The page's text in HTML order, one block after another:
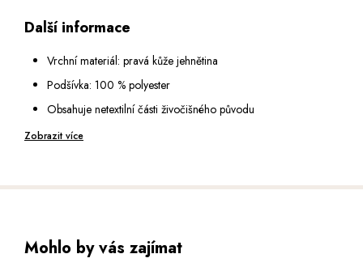
Jedna vnitřní náprsní kapsa na zip, jedna na knoflík
Rukáv do manžety na dva druky
Límec do vyššího stojáku
Spodní díl je zakončený štepovaným pružným lemem
Délka: 68 cm (vel. 50)
Další informace
Vrchní materiál: pravá kůže jehnětina
Podšívka: 100 % polyester
Obsahuje netextilní části živočišného původu
Péče: speciální čištění pro usně
Zobrazit více
Mohlo by vás zajímat